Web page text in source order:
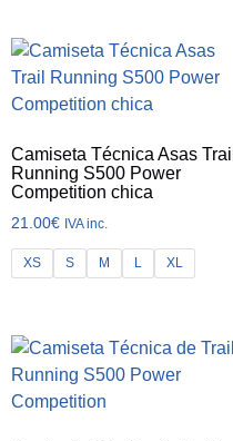
Camiseta Técnica Asas Trail
Running S500 Power
Competition chica
21.00€ IVA inc.
XS S M L XL